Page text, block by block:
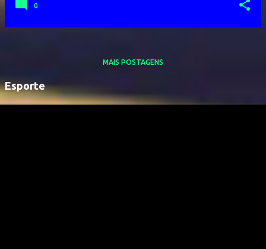
0
MAIS POSTAGENS
Esporte